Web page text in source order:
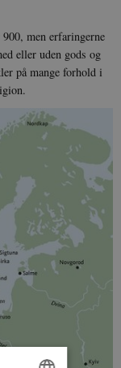
men erfaringerne
eller uden gods og
på mange forhold i